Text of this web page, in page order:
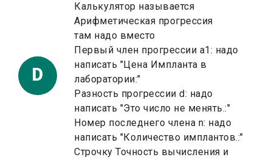
D
Калькулятор называется
Арифметическая прогрессия
там надо вместо
Первый член прогрессии а1: надо
написать "Цена Импланта в
лаборатории:"
Разность прогрессии d: надо
написать "Это число не менять.:"
Номер последнего члена n: надо
написать "Количество имплантов.:"
Строчку Точность вычисления и